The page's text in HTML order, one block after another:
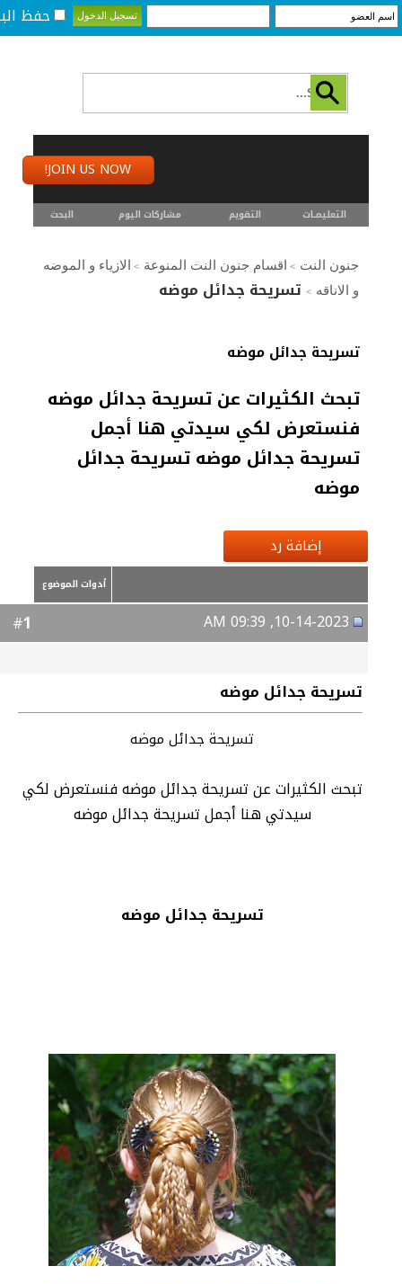
حفظ
JOIN US NOW!
التعليمـــات التقويم مشاركات اليوم البحث
جنون النت > اقسام جنون النت المنوعة >
الازياء و الموضه
و الاناقه > تسريحة جدائل موضه
تسريحة جدائل موضه
تبحث الكثيرات عن تسريحة جدائل موضه
فنستعرض لكي سيدتي هنا أجمل
تسريحة جدائل موضه تسريحة جدائل
موضه
إضافة رد
أدوات الموضوع
1
تسريحة جدائل موضه
تسريحة جدائل موضه
تبحث الكثيرات عن تسريحة جدائل موضه فنستعرض لكي
سيدتي هنا أجمل تسريحة جدائل موضه
تسريحة جدائل موضه